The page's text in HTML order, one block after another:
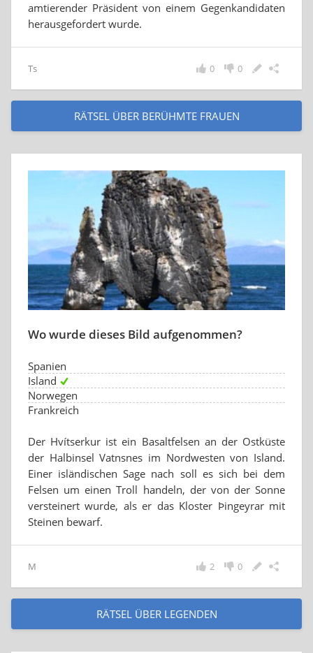
amtierender Präsident von einem Gegenkandidaten
herausgefordert wurde.
Ts 0
0
RÄTSEL ÜBER BERÜHMTE FRAUEN
Wo wurde dieses Bild aufgenommen?
Spanien
Island
Norwegen
Frankreich
Der Hvítserkur ist ein Basaltfelsen an der Ostküste
der Halbinsel Vatnsnes im Nordwesten von Island.
Einer isländischen Sage nach soll es sich bei dem
Felsen um einen Troll handeln, der von der Sonne
versteinert wurde, als er das Kloster Þingeyrar mit
Steinen bewarf.
M 0
2
RÄTSEL ÜBER LEGENDEN